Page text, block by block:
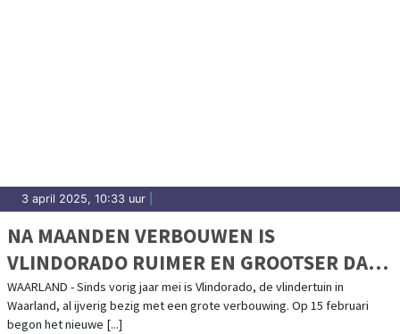
3 april 2025, 10:33 uur
NA MAANDEN VERBOUWEN IS
VLINDORADO RUIMER EN GROOTSER DAN
OOIT
WAARLAND - Sinds vorig jaar mei is Vlindorado, de vlindertuin in
Waarland, al ijverig bezig met een grote verbouwing. Op 15 februari
begon het nieuwe [...]